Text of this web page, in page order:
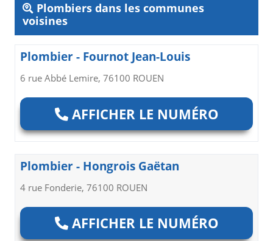
Plombiers dans les communes
voisines
Plombier - Fournot Jean-Louis
6 rue Abbé Lemire, 76100 ROUEN
AFFICHER LE NUMÉRO
Plombier - Hongrois Gaëtan
4 rue Fonderie, 76100 ROUEN
AFFICHER LE NUMÉRO